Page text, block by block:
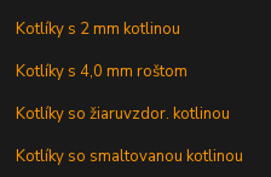
Kotlíky s 2 mm kotlinou
Kotlíky s 4,0 mm roštom
Kotlíky so žiaruvzdor. kotlinou
Kotlíky so smaltovanou kotlinou